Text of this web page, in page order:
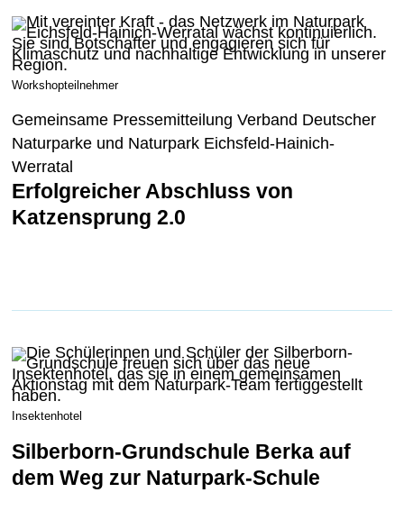
Workshopteilnehmer
Gemeinsame Pressemitteilung Verband Deutscher
Naturparke und Naturpark Eichsfeld-Hainich-
Werratal
Erfolgreicher Abschluss von
Katzensprung 2.0
Insektenhotel
Silberborn-Grundschule Berka auf
dem Weg zur Naturpark-Schule